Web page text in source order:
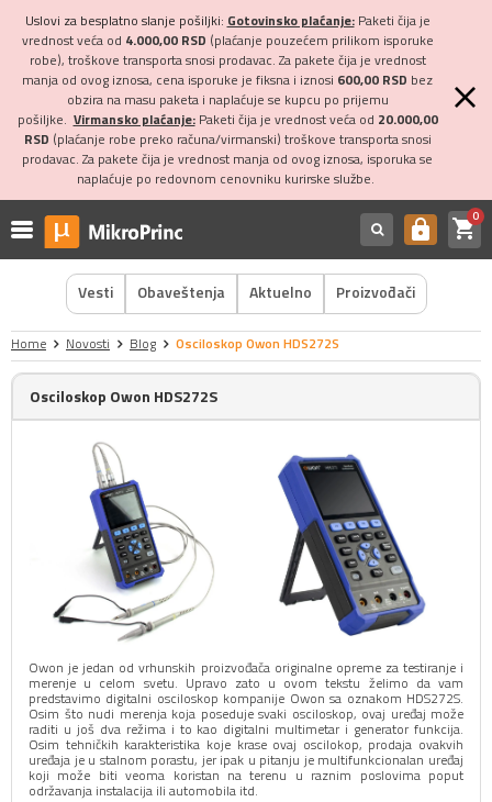
Uslovi za besplatno slanje pošiljki: Gotovinsko plaćanje:Paketi čija je
vrednost veća od 4.000,00 RSD (plaćanje pouzećem prilikom isporuke
robe), troškove transporta snosi prodavac. Za pakete čija je vrednost
manja od ovog iznosa, cena isporuke je fiksna i iznosi 600,00 RSD bez
obzira na masu paketa i naplaćuje se kupcu po prijemu
pošiljke. Virmansko plaćanje:Paketi čija je vrednost veća od 20.000,00
RSD (plaćanje robe preko računa/virmanski) troškove transporta snosi
prodavac. Za pakete čija je vrednost manja od ovog iznosa, isporuka se
naplaćuje po redovnom cenovniku kurirske službe.
https shopping_cart0
Vesti Obaveštenja Aktuelno Proizvođači
Home Novosti Blog Osciloskop Owon HDS272S
Osciloskop Owon HDS272S
Owon je jedan od vrhunskih proizvođača originalne opreme za testiranje i
merenje u celom svetu. Upravo zato u ovom tekstu želimo da vam
predstavimo digitalni osciloskop kompanije Owon sa oznakom HDS272S.
Osim što nudi merenja koja poseduje svaki osciloskop, ovaj uređaj može
raditi u još dva režima i to kao digitalni multimetar i generator funkcija.
Osim tehničkih karakteristika koje krase ovaj oscilokop, prodaja ovakvih
uređaja je u stalnom porastu, jer ipak u pitanju je multifunkcionalan uređaj
koji može biti veoma koristan na terenu u raznim poslovima poput
održavanja instalacija ili automobila itd.